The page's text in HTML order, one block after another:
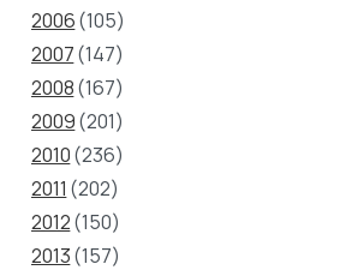
2006(105)
2007(147)
2008(167)
2009(201)
2010(236)
2011 (202)
2012(150)
2013(157)